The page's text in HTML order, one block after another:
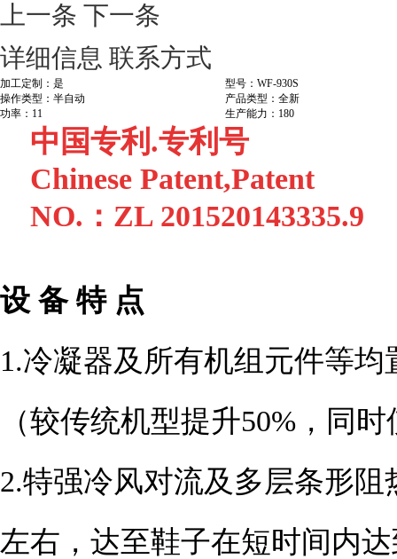
上一条 下一条
详细信息 联系方式
加工定制：是
型号：WF-930S
操作类型：半自动
产品类型：全新
功率：11
生产能力：180
中国专利.专利号
Chinese Patent,Patent
NO.：ZL 201520143335.9
设 备 特 点
1.冷凝器及所有机组元件等
（较传统机型提升50% ，同
2.特强冷风对流及多层条形
左右，达至鞋子在短时间内